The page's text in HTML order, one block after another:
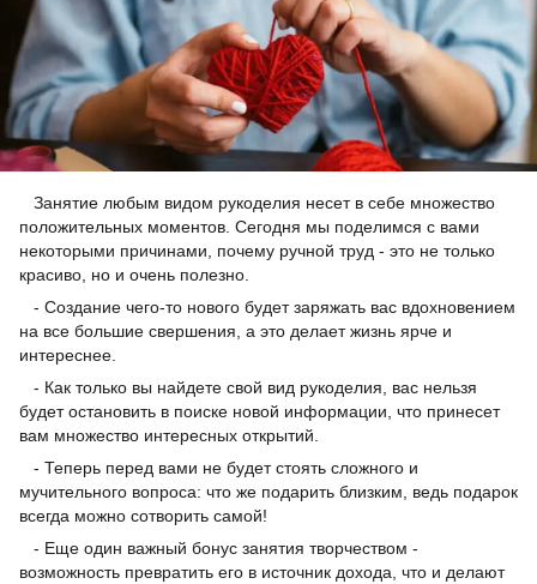
Занятие любым видом рукоделия несет в себе множество
положительных моментов. Сегодня мы поделимся с вами
некоторыми причинами, почему ручной труд - это не только
красиво, но и очень полезно.
- Создание чего-то нового будет заряжать вас вдохновением
на все большие свершения, а это делает жизнь ярче и
интереснее.
- Как только вы найдете свой вид рукоделия, вас нельзя
будет остановить в поиске новой информации, что принесет
вам множество интересных открытий.
- Теперь перед вами не будет стоять сложного и
мучительного вопроса: что же подарить близким, ведь подарок
всегда можно сотворить самой!
- Еще один важный бонус занятия творчеством -
возможность превратить его в источник дохода, что и делают